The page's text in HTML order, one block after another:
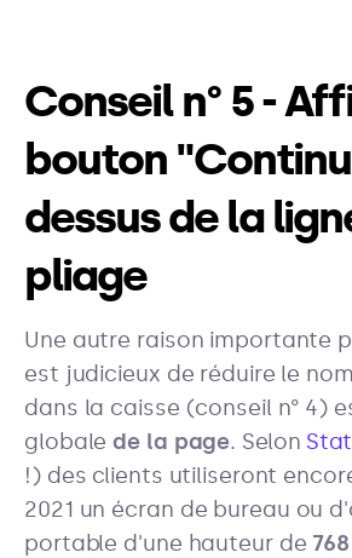
Conseil n° 5 -
bouton
dessus de la
pliage
Une autre raison importante
est judicieux de réduire le
dans la caisse (conseil n° 4)
globalede la page. Selon
!) des clients utiliseront
2021 un écran de bureau ou
portable d'une hauteur de